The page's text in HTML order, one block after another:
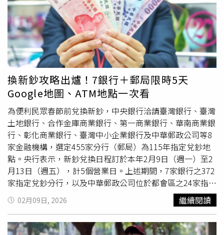
罪，並由陳智指示太子集團董總級高層李添負責統籌，陳秀
玲負責資金調度，辜淑雯於我國境內指揮綜理天旭等5家公
司大小事務。
斷點，利用自行開發之OJBK錢包連結地下匯兌水房，將犯
罪所得清洗後匯入我國境內，購買名車、精品等物，並支應
太子集團在我國境內所需支出。陳志為於我國發展非法線上
賭博事業作為太子集團洗錢管道之一，於105年間派遣張剛
耀來台籌劃發展，王昱棠經張剛耀吸收加入太子集團，共同
成立明睿公司(已解散)專責為太子集團在我國成立本國公司
並管理實質掌控之境外公司、帳戶。太子集團為規避查緝，
由王昱棠陸續成立天旭等5家公司供太子集團非法發展線上
賭博犯罪，並由陳智指示太子集團董總級高層李添負責統
籌，陳秀玲負責資金調度，辜淑雯於我國境內指揮綜理天旭
等5家公司大小事務。
換新鈔攻略出爐！7銀行＋郵局限時5天
Google地圖、ATM地點一次看
為便利民眾春節前兌換新鈔，中央銀行洽請臺灣銀行、臺灣
土地銀行、合作金庫商業銀行、第一商業銀行、華南商業銀
行、彰化商業銀行、臺灣中小企業銀行及中華郵政公司等8
家金融機構，選定455家分行（郵局）為115年指定兌鈔地
點。央行表示，新鈔兌換日程訂於本年2月9日（週一）至2
月13日（週五），計5個營業日。上述期間，7家銀行之372
家指定兌鈔分行，以及中華郵政公司位於都會區之24家指定
兌鈔郵局，均將開設「新鈔兌換專櫃」，以加強服務民眾；
另59家偏遠地區郵局，則於一般營業櫃檯辦理兌換新鈔。為
加強服務民眾，央行特於「新鈔兌換地點一覽表」中建立地
圖連結，民眾於本行官網、臉書及行動APP上可輕鬆查詢到
02月09日, 2026 繼續閱讀